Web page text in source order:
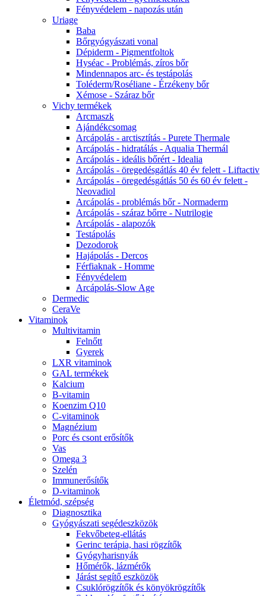
Fényvédelem - napozás után
Uriage
Baba
Bőrgyógyászati vonal
Dépiderm - Pigmentfoltok
Hyséac - Problémás, zíros bőr
Mindennapos arc- és testápolás
Toléderm/Roséliane - Érzékeny bőr
Xémose - Száraz bőr
Vichy termékek
Arcmaszk
Ajándékcsomag
Arcápolás - arctisztítás - Purete Thermale
Arcápolás - hidratálás - Aqualia Thermál
Arcápolás - ideális bőrért - Idealia
Arcápolás - öregedésgátlás 40 év felett - Liftactiv
Arcápolás - öregedésgátlás 50 és 60 év felett -
Neovadiol
Arcápolás - problémás bőr - Normaderm
Arcápolás - száraz bőrre - Nutrilogie
Arcápolás - alapozók
Testápolás
Dezodorok
Hajápolás - Dercos
Férfiaknak - Homme
Fényvédelem
Arcápolás-Slow Age
Dermedic
CeraVe
Vitaminok
Multivitamin
Felnőtt
Gyerek
LXR vitaminok
GAL termékek
Kalcium
B-vitamin
Koenzim Q10
C-vitaminok
Magnézium
Porc és csont erősítők
Vas
Omega 3
Szelén
Immunerősítők
D-vitaminok
Életmód, szépség
Diagnosztika
Gyógyászati segédeszközök
Fekvőbeteg-ellátás
Gerinc terápia, hasi rögzítők
Gyógyharisnyák
Hőmérők, lázmérők
Járást segítő eszközök
Csuklórögzítők és könyökrögzítők